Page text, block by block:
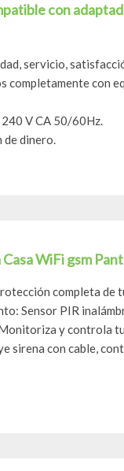
con
servicio,
completamente con
V CA 50/60Hz.
de dinero.
WiFi gsm
completa de
Sensor PIR
y controla
sirena con cable,